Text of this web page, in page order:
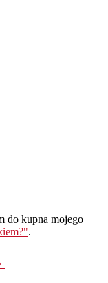
do kupna mojego
.